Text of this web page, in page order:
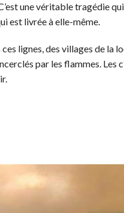
une véritable tragédie
est livrée à elle-même.
ces lignes, des villages de la
par les flammes. Les